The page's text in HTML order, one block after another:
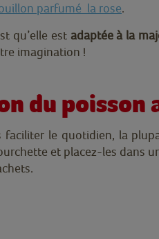
parfumé la rose.
qu’elle est adaptée à la
imagination !
du
le quotidien, la
et placez-les